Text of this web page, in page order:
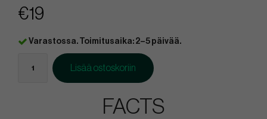
€19
Varastossa. Toimitusaika: 2–5 päivää.
Lisää ostoskoriin
FACTS